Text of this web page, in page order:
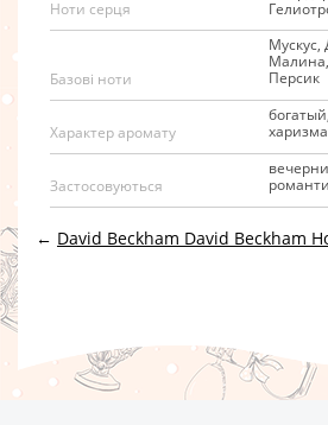
Ноти серця
Базові ноти
Персик
Характер аромату
Застосовуються
← David Beckham David Beckham